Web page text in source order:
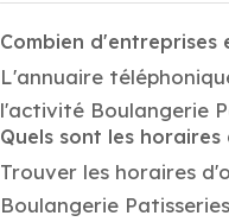
Combien d'entreprises
L'annuaire
l'activité Boulangerie
Quels sont les
Trouver les horaires
Boulangerie